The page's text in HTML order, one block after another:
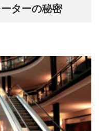
ターの秘密